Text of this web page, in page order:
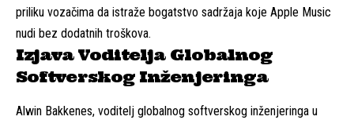
priliku vozačima da istraže bogatstvo sadržaja koje Apple Music
nudi bez dodatnih troškova.
Izjava Voditelja Globalnog
Softverskog Inženjeringa
Alwin Bakkenes, voditelj globalnog softverskog inženjeringa u